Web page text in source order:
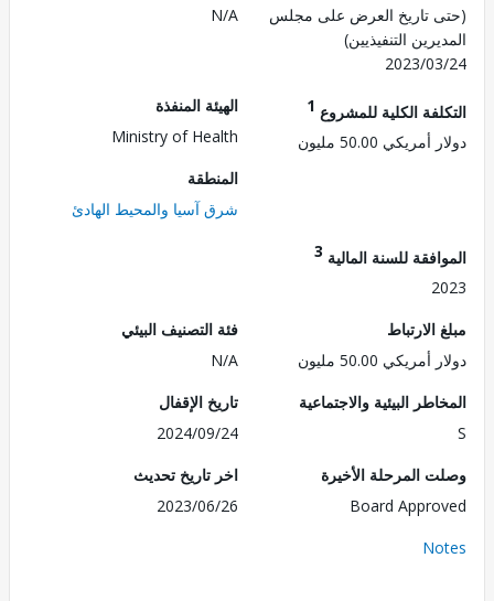
تاريخ العرض على مجلس
التنفيذيين)
2023/
N/A
الكلية للمشروع1
50.00 مليون
الهيئة المنفذة
Ministry of Health
شرق آسيا والمحيط الهادئ
للسنة المالية3
50.00 مليون
فئة التصنيف البيئي
البيئية والاجتماعية
تاريخ الإقفال
2024/09/24
المرحلة الأخيرة
Board
اخر تاريخ تحديث
2023/06/26